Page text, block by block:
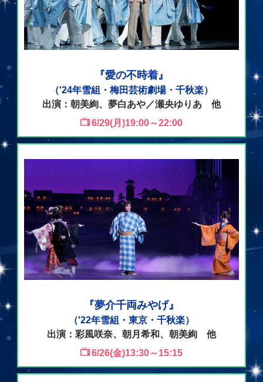
『愛の不時着』
（'24年雪組・梅田芸術劇場・千秋楽）
出演：朝美絢、夢白あや／瀬央ゆりあ 他
6/29(月)19:00～22:00
『夢介千両みやげ』
（'22年雪組・東京・千秋楽）
出演：彩風咲奈、朝月希和、朝美絢 他
6/26(金)13:30～15:15